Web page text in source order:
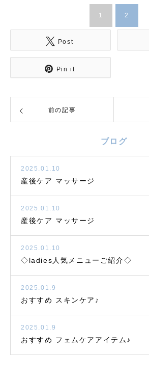
1 2
Post
Pin it
前の記事
ブログ
2025.01.10
産後ケア マッサージ
2025.01.10
産後ケア マッサージ
2025.01.10
◇ladies人気メニューご紹介◇
2025.01.9
おすすめ スキンケア♪
2025.01.9
おすすめ フェムケアアイテム♪